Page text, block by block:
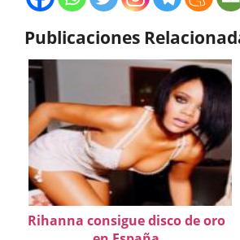
Publicaciones
Rihanna consigue disco de oro